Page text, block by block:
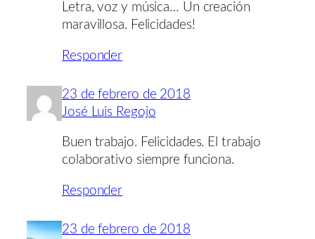
Letra, voz y música… Un creación
maravillosa. Felicidades!
Responder
23 de febrero de 2018
José Luis Regojo
Buen trabajo. Felicidades. El trabajo
colaborativo siempre funciona.
Responder
23 de febrero de 2018